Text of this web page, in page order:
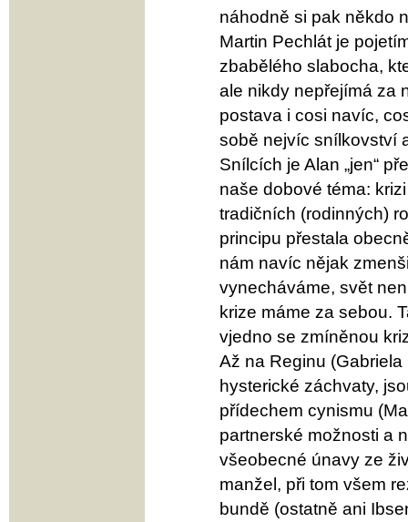
náhodně si pak někdo
Martin Pechlát je
zbabělého slabocha,
ale nikdy nepřejímá za
postava i cosi navíc,
sobě nejvíc snílkovství
Snílcích je Alan „jen“
naše dobové téma:
tradičních (rodinných)
principu přestala
nám navíc nějak
vynecháváme, svět
krize máme za sebou.
vjedno se zmíněnou
Až na Reginu
hysterické záchvaty,
přídechem cynismu
partnerské možnosti a
všeobecné únavy ze
manžel, při tom všem
bundě (ostatně ani